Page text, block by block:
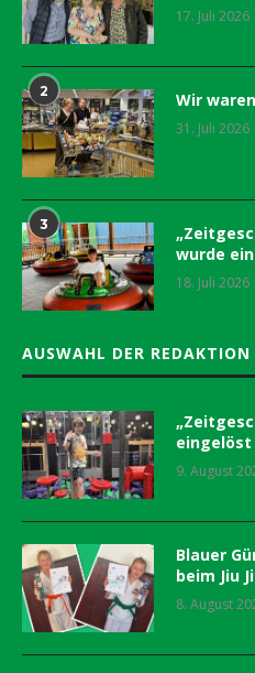
17. Juli 2026
2 Wir
31. Juli 2026
3
wurde
18. Juli 2026
AUSWAHL DER REDAKTION
eingelöst
9. August
Blauer
beim Jiu
8. August